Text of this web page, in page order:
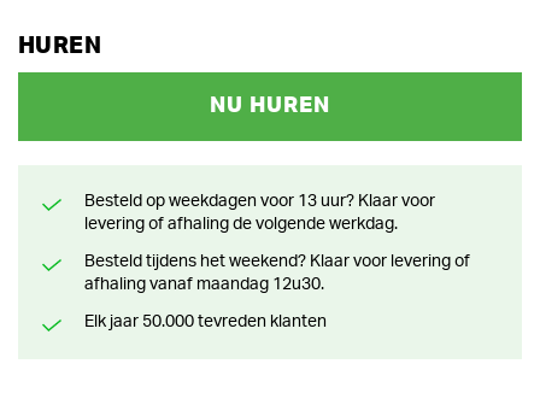
HUREN
NU HUREN
Besteld op weekdagen voor 13 uur? Klaar voor
levering of afhaling de volgende werkdag.
Besteld tijdens het weekend? Klaar voor levering of
afhaling vanaf maandag 12u30.
Elk jaar 50.000 tevreden klanten